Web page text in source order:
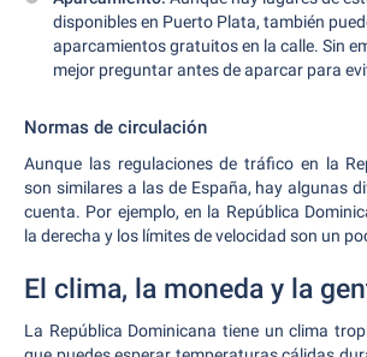
disponibles en Puerto Plata, también
aparcamientos gratuitos en la calle. Sin
mejor preguntar antes de aparcar para
Normas de circulación
Aunque las regulaciones de tráfico en la
son similares a las de España, hay algunas
cuenta. Por ejemplo, en la República
la derecha y los límites de velocidad son un
El clima, la moneda y la
La República Dominicana tiene un clima